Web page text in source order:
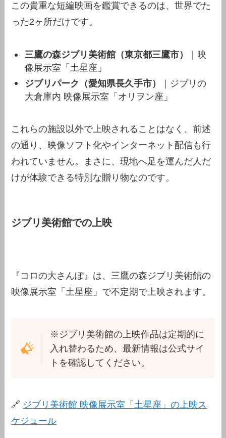
この貴重な短編映画を鑑賞できるのは、世界でた
った2ヶ所だけです。
三鷹の森ジブリ美術館（東京都三鷹市）
｜映
像展示室「土星座」
ジブリパーク（愛知県長久手市）
｜ジブリの
大倉庫内 映像展示室「オリヲン座」
これらの施設以外で上映されることはなく、前述
の通り、映像ソフト化やインターネット配信も行
われていません。まさに、現地へ足を運んだ人だ
けが体験できる特別な贈り物なのです。
ジブリ美術館での上映
『コロの大さんぽ』は、三鷹の森ジブリ美術館の
映像展示室「土星座」で不定期で上映されます。
※ジブリ美術館の上映作品は定期的に
入れ替わるため、最新情報は公式サイ
トを確認してください。
🔗 ジブリ美術館 映像展示室「土星座」の上映ス
ケジュール